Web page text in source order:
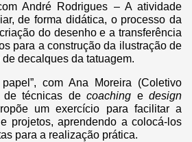
André Rodrigues – A atividade
de forma didática, o processo da
do desenho e a transferência
para a construção da ilustração de
decalques da tatuagem.
com Ana Moreira (Coletivo
de técnicas decoaching edesign
um exercício para facilitar a
projetos, aprendendo a colocá-los
para a realização prática.